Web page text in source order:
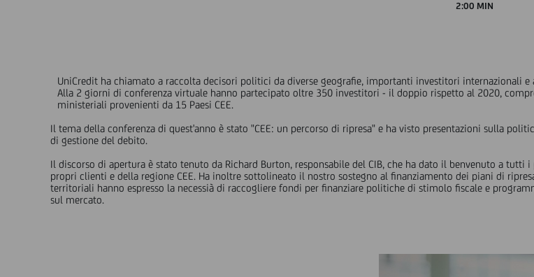
2:00 MIN
UniCredit ha chiamato a raccolta decisori politici da diverse geografie, importanti investitori internazionali e
Alla 2 giorni di conferenza virtuale hanno partecipato oltre 350 investitori - il doppio rispetto al 2020,
ministeriali provenienti da 15 Paesi CEE.
Il tema della conferenza di quest'anno è stato "CEE: un percorso di ripresa" e ha visto presentazioni sulla
di gestione del debito.
Il discorso di apertura è stato tenuto da Richard Burton, responsabile del CIB, che ha dato il benvenuto a
propri clienti e della regione CEE. Ha inoltre sottolineato il nostro sostegno al finanziamento dei piani di
territoriali hanno espresso la necessià di raccogliere fondi per finanziare politiche di stimolo fiscale e
sul mercato.